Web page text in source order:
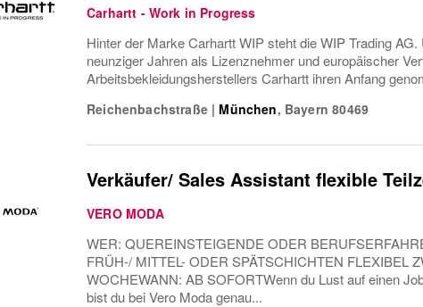
Carhartt - Work in Progress
Hinter der Marke Carhartt WIP steht die WIP Trading
neunziger Jahren als Lizenznehmer und europäischer
Arbeitsbekleidungsherstellers Carhartt ihren Anfang
Reichenbachstraße | München, Bayern 80469
Verkäufer/ Sales Assistant flexible
VERO MODA
WER: QUEREINSTEIGENDE ODER
FRÜH-/ MITTEL- ODER SPÄTSCHICHTEN FLEXIBEL
WOCHEWANN: AB SOFORTWenn du Lust auf einen
bist du bei Vero Moda genau...